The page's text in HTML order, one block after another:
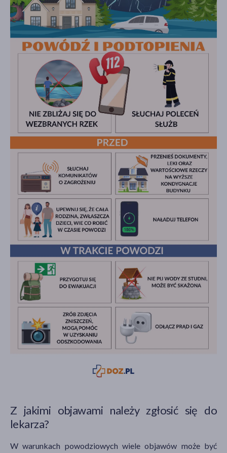
Z jakimi objawami należy zgłosić się do
lekarza?
W warunkach powodziowych wiele objawów może być